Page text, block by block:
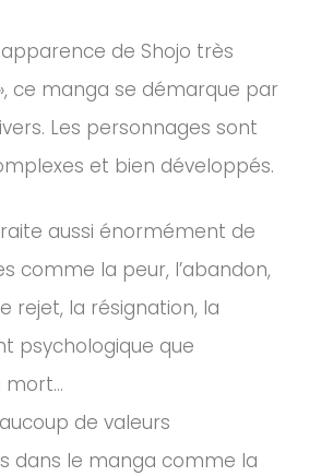
de Shojo très
ce manga se démarque par
Les personnages sont
et bien développés.
aussi énormément de
comme la peur, l’abandon,
rejet, la résignation, la
psychologique que
mort…
de valeurs
dans le manga comme la